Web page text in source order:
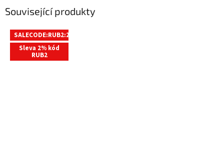
Související produkty
SALECODE:RUB2:2:%
Sleva 2% kód
RUB2
stěrkování dřevotřískových podkladů, keramických dlažeb a
obkladů. Pro vyrovnání plošně menších nerovností starších i nových
nejkratším čase nesmršťuje, nevytváří trhlinky bez nutnosti
penetrace podkladu excelentní přilnavost